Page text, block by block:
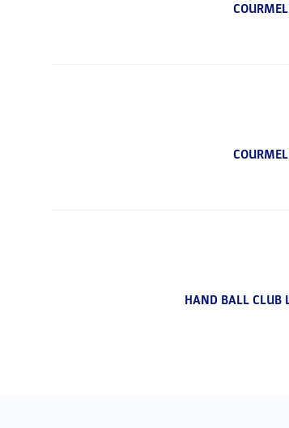
HAND BALL CLUB